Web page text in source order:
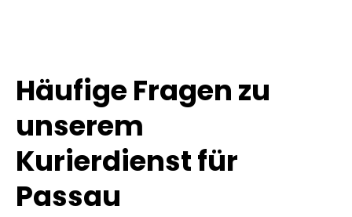
Häufige Fragen zu
unserem
Kurierdienst für
Passau